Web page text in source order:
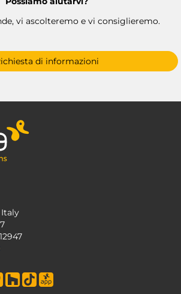
vi ascolteremo e vi consiglieremo.
di informazioni
Italy